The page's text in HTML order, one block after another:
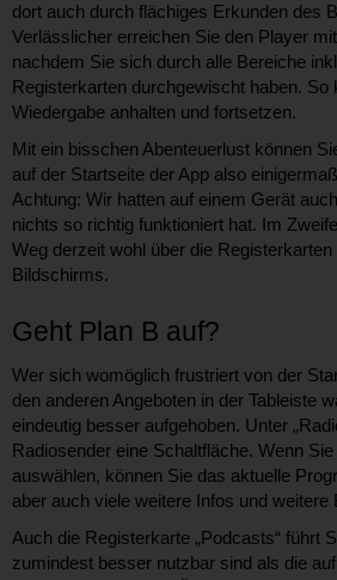
dort auch durch flächiges Erkunden des
Verlässlicher erreichen Sie den Player
nachdem Sie sich durch alle Bereiche
Registerkarten durchgewischt haben. So
Wiedergabe anhalten und fortsetzen.
Mit ein bisschen Abenteuerlust können
auf der Startseite der App also
Achtung: Wir hatten auf einem Gerät
nichts so richtig funktioniert hat. Im
Weg derzeit wohl über die
Bildschirms.
Geht Plan B auf?
Wer sich womöglich frustriert von der
den anderen Angeboten in der Tableiste
eindeutig besser aufgehoben. Unter
Radiosender eine Schaltfläche. Wenn
auswählen, können Sie das aktuelle
aber auch viele weitere Infos und weitere
Auch die Registerkarte „Podcasts“ führt
zumindest besser nutzbar sind als die